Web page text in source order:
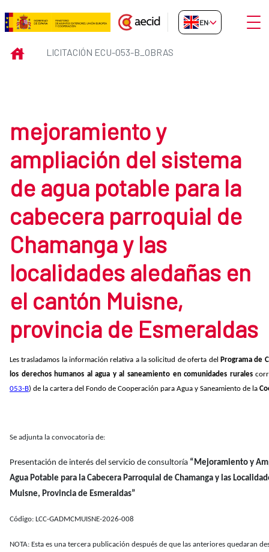
Skip to Main Content
Licitación ECU-053-B_obras
EN-GB
INICIOLICITACIÓN ECU-053-B_OBRAS
mejoramiento y
ampliación del sistema
de agua potable para la
cabecera parroquial de
Chamanga y las
localidades aledañas en
el cantón Muisne,
provincia de Esmeraldas
Les trasladamos la información relativa a la solicitud de oferta del
Programa de
los derechos humanos al agua y al saneamiento en comunidades rurales
053-B) de la cartera del Fondo de Cooperación para Agua y Saneamiento de la
Se adjunta la convocatoria de:
Presentación de interés del servicio de consultoría “Mejoramiento y
Agua Potable para la Cabecera Parroquial de Chamanga y las
Muisne, Provincia de Esmeraldas”
Código: LCC-GADMCMUISNE-2026-008
NOTA: Esta es una tercera publicación después de que las anteriores quedaran